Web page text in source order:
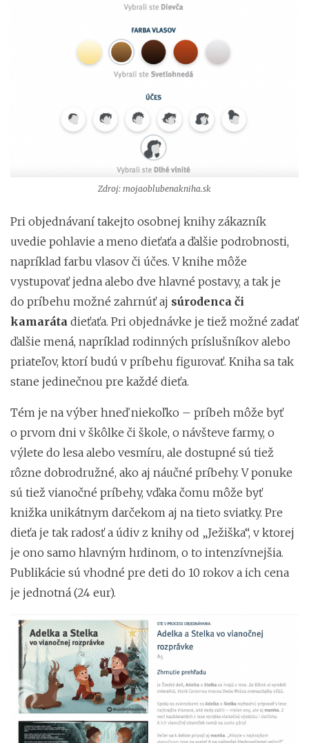
Zdroj: mojaoblubenakniha.sk
Pri objednávaní takejto osobnej knihy zákazník
uvedie pohlavie a meno dieťaťa a ďalšie podrobnosti,
napríklad farbu vlasov či účes. V knihe môže
vystupovať jedna alebo dve hlavné postavy, a tak je
do príbehu možné zahrnúť aj súrodenca či
kamaráta dieťaťa. Pri objednávke je tiež možné zadať
ďalšie mená, napríklad rodinných príslušníkov alebo
priateľov, ktorí budú v príbehu figurovať. Kniha sa tak
stane jedinečnou pre každé dieťa.
Tém je na výber hneď niekoľko – príbeh môže byť
o prvom dni v škôlke či škole, o návšteve farmy, o
výlete do lesa alebo vesmíru, ale dostupné sú tiež
rôzne dobrodružné, ako aj náučné príbehy. V ponuke
sú tiež vianočné príbehy, vďaka čomu môže byť
knižka unikátnym darčekom aj na tieto sviatky. Pre
dieťa je tak radosť a údiv z knihy od „Ježiška“, v ktorej
je ono samo hlavným hrdinom, o to intenzívnejšia.
Publikácie sú vhodné pre deti do 10 rokov a ich cena
je jednotná (24 eur).